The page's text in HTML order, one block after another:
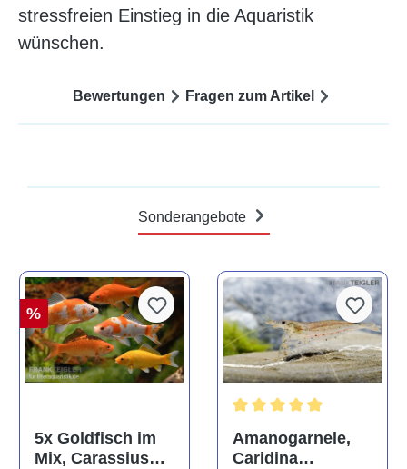
stressfreien Einstieg in die Aquaristik
wünschen.
Bewertungen Fragen zum Artikel
Sonderangebote
%
5x Goldfisch im
Mix, Carassius
Amanogarnele,
Caridina